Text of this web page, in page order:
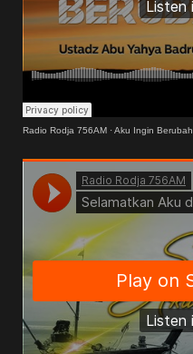
Radio Rodja 756AM ·Aku Ingin Berubah